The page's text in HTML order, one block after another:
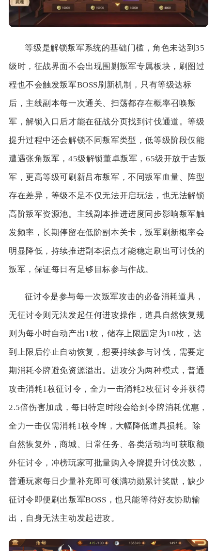
等级是解锁叛军系统的基础门槛，角色未达到35
级时，征战界面不会出现围剿叛军专属板块，刷图过
程也不会触发叛军BOSS刷新机制，只有等级达标
后，主线副本每一次通关、扫荡都存在概率召唤叛
军，解锁入口后才能在征战分页找到讨伐通道。等级
提升过程中还会解锁不同叛军类型，低等级阶段仅能
遭遇张角叛军，45级解锁董卓叛军，65级开放于吉叛
军，更高等级可刷新吕布叛军，不同叛军血量、阵型
存在差异，等级不足不仅无法开启玩法，也无法解锁
高阶叛军资源池。主线副本推进进度同步影响叛军触
发频率，长期停留在低阶副本关卡，叛军刷新概率会
明显降低，持续推进副本据点才能稳定刷出可讨伐的
叛军，保证每日有足够目标参与作战。
征讨令是参与每一次叛军攻击的必备消耗道具，
无征讨令则无法发起任何进攻操作，道具自然恢复规
则为每小时自动产出1枚，储存上限固定为10枚，达
到上限后停止自动恢复，想要持续参与讨伐，需要定
期消耗令牌避免资源溢出。进攻分为两种模式，普通
攻击消耗1枚征讨令，全力一击消耗2枚征讨令并获得
2.5倍伤害加成，每日特定时段会给到令牌消耗优惠，
全力一击仅需消耗1枚令牌，大幅降低道具损耗。除
自然恢复外，商城、日常任务、各类活动均可获取额
外征讨令，冲榜玩家可批量购入令牌提升讨伐次数，
普通玩家每日少量补充即可领满功勋累计奖励，缺少
征讨令即便刷出叛军BOSS，也只能等待好友协助输
出，自身无法主动发起进攻。